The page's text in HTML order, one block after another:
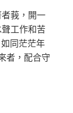
莪，開一
工作和苦
同茫茫年
者，配合守